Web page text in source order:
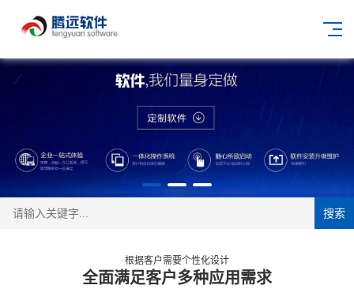
搜索
根据客户需要个性化设计
全面满足客户多种应用需求